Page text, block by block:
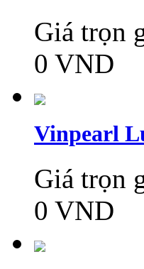
Giá trọn
0 VND
Vinpearl
Giá trọn
0 VND